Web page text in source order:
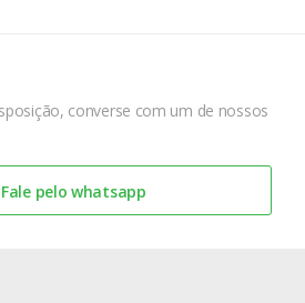
converse com um de nossos
Fale pelo whatsapp